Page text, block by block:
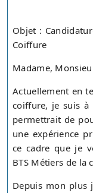
Objet :
Coiffure
Madame,
Actuellement en
coiffure, je suis à
permettrait de
une expérience
ce cadre que je
BTS Métiers de la
Depuis mon plus